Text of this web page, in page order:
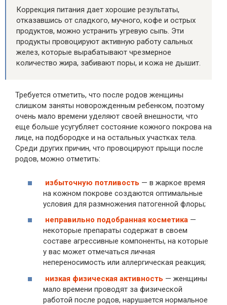
Коррекция питания дает хорошие результаты,
отказавшись от сладкого, мучного, кофе и острых
продуктов, можно устранить угревую сыпь. Эти
продукты провоцируют активную работу сальных
желез, которые вырабатывают чрезмерное
количество жира, забивают поры, и кожа не дышит.
Требуется отметить, что после родов женщины
слишком заняты новорожденным ребенком, поэтому
очень мало времени уделяют своей внешности, что
еще больше усугубляет состояние кожного покрова на
лице, на подбородке и на остальных участках тела.
Среди других причин, что провоцируют прыщи после
родов, можно отметить:
избыточную потливость — в жаркое время
на кожном покрове создаются оптимальные
условия для размножения патогенной флоры;
неправильно подобранная косметика —
некоторые препараты содержат в своем
составе агрессивные компоненты, на которые
у вас может отмечаться личная
непереносимость или аллергическая реакция;
низкая физическая активность — женщины
мало времени проводят за физической
работой после родов, нарушается нормальное